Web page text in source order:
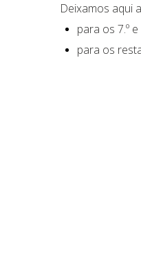
Deixamos aqui
para os 7.º
para os